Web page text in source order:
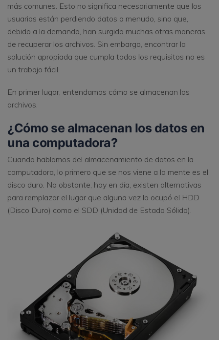
más comunes. Esto no significa necesariamente que los
usuarios están perdiendo datos a menudo, sino que,
debido a la demanda, han surgido muchas otras maneras
de recuperar los archivos. Sin embargo, encontrar la
solución apropiada que cumpla todos los requisitos no es
un trabajo fácil.
En primer lugar, entendamos cómo se almacenan los
archivos.
¿Cómo se almacenan los datos en
una computadora?
Cuando hablamos del almacenamiento de datos en la
computadora, lo primero que se nos viene a la mente es el
disco duro. No obstante, hoy en día, existen alternativas
para remplazar el lugar que alguna vez lo ocupó el HDD
(Disco Duro) como el SDD (Unidad de Estado Sólido).